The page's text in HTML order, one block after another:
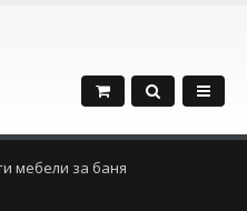
мебели за баня